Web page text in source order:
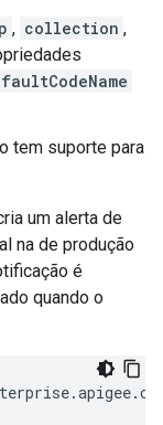
, collection ,
faultCodeName
tem suporte para
um alerta de
na de produção
é
quando o